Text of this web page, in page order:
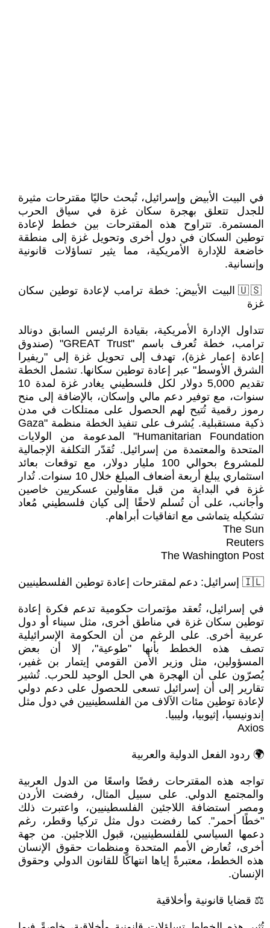
في البيت الأبيض وإسرائيل، تُبحث حاليًا مقترحات مثيرة
للجدل تتعلق بهجرة سكان غزة في سياق الحرب
المستمرة. تتراوح هذه المقترحات بين خطط لإعادة
توطين السكان في دول أخرى وتحويل غزة إلى منطقة
خاضعة للإدارة الأمريكية، مما يثير تساؤلات قانونية
وإنسانية.
🇺🇸 البيت الأبيض: خطة ترامب لإعادة توطين سكان
غزة
تتداول الإدارة الأمريكية، بقيادة الرئيس السابق دونالد
ترامب، خطة تُعرف باسم "GREAT Trust" (صندوق
إعادة إعمار غزة)، تهدف إلى تحويل غزة إلى "ريفيرا
الشرق الأوسط" عبر إعادة توطين سكانها. تشمل الخطة
تقديم 5,000 دولار لكل فلسطيني يغادر غزة لمدة 10
سنوات، مع توفير دعم مالي وإسكان، بالإضافة إلى منح
رموز رقمية تُتيح لهم الحصول على ممتلكات في مدن
ذكية مستقبلية. يُشرف على تنفيذ الخطة منظمة "Gaza
Humanitarian Foundation" المدعومة من الولايات
المتحدة والمعتمدة من إسرائيل. تُقدّر التكلفة الإجمالية
للمشروع بحوالي 100 مليار دولار، مع توقعات بعائد
استثماري يبلغ أربعة أضعاف المبلغ خلال 10 سنوات. تُدار
غزة في البداية من قبل مقاولين عسكريين خاصين
وأجانب، على أن تُسلم لاحقًا إلى كيان فلسطيني مُعاد
تشكيله يتماشى مع اتفاقيات أبراهام.
The Sun
Reuters
The Washington Post
🇮🇱 إسرائيل: دعم لمقترحات إعادة توطين الفلسطينيين
في إسرائيل، تُعقد مؤتمرات حكومية تدعم فكرة إعادة
توطين سكان غزة في مناطق أخرى، مثل سيناء أو دول
عربية أخرى. على الرغم من أن الحكومة الإسرائيلية
تصف هذه الخطط بأنها "طوعية"، إلا أن بعض
المسؤولين، مثل وزير الأمن القومي إيتمار بن غفير،
يُصرّون على أن الهجرة هي الحل الوحيد للحرب. تُشير
تقارير إلى أن إسرائيل تسعى للحصول على دعم دولي
لإعادة توطين مئات الآلاف من الفلسطينيين في دول مثل
إندونيسيا، إثيوبيا، وليبيا.
Axios
🌍 ردود الفعل الدولية والعربية
تواجه هذه المقترحات رفضًا واسعًا من الدول العربية
والمجتمع الدولي. على سبيل المثال، رفضت الأردن
ومصر استضافة اللاجئين الفلسطينيين، واعتبرت ذلك
"خطًا أحمر". كما رفضت دول مثل تركيا وقطر، رغم
دعمها السياسي للفلسطينيين، قبول اللاجئين. من جهة
أخرى، تُعارض الأمم المتحدة ومنظمات حقوق الإنسان
هذه الخطط، معتبرةً إياها انتهاكًا للقانون الدولي وحقوق
الإنسان.
⚖️ قضايا قانونية وأخلاقية